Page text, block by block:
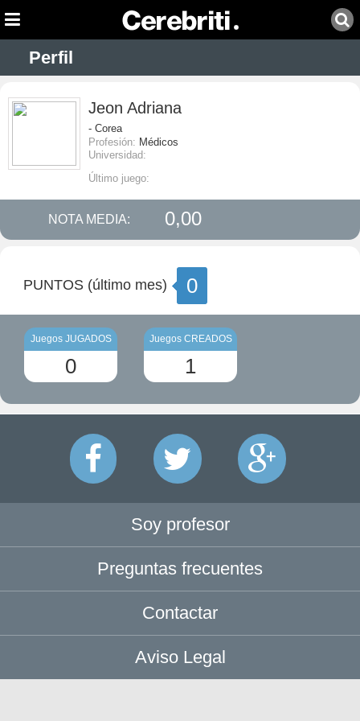
Perfil
Jeon Adriana
- Corea
Profesión: Médicos
Universidad:
Último juego:
NOTA MEDIA: 0,00
PUNTOS (último mes) 0
Juegos JUGADOS
0
Juegos CREADOS
1
Soy profesor
Preguntas frecuentes
Contactar
Aviso Legal